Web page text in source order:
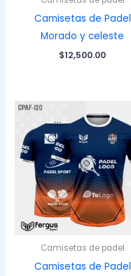
Camisetas de Padel
Morado y celeste
$12,500.00
Camisetas de padel
Camisetas de Padel